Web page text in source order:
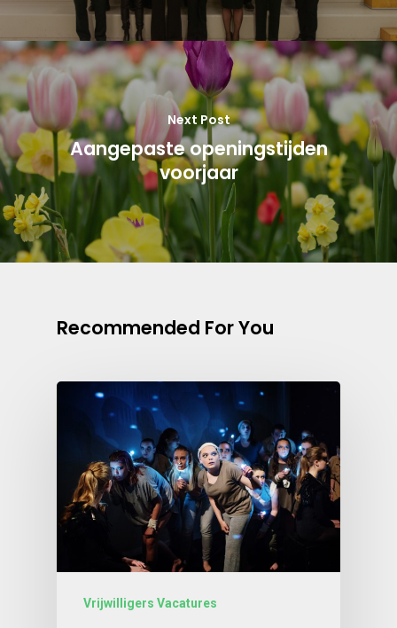
Next Post
Aangepaste openingstijden
voorjaar
Recommended For You
Vrijwilligers Vacatures